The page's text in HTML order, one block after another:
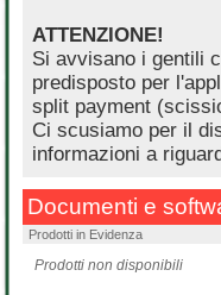
ATTENZIONE!
Si avvisano i gentili
predisposto per
split payment
Ci scusiamo per il
informazioni a
Documenti e
Prodotti in Evidenza
Prodotti non disponibili